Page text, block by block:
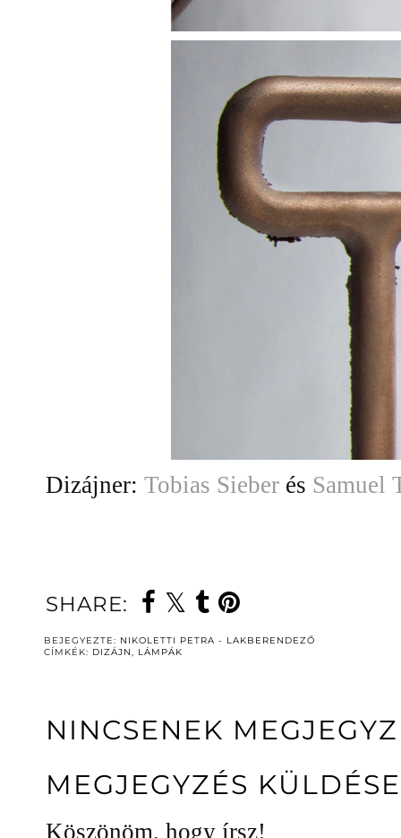
Dizájner: Tobias Sieber és Samuel
SHARE:
BEJEGYEZTE: NIKOLETTI PETRA - LAKBERENDEZŐ
CÍMKÉK: DIZÁJN, LÁMPÁK
NINCSENEK
MEGJEGYZÉS KÜLDÉSE
Köszönöm, hogy írsz!